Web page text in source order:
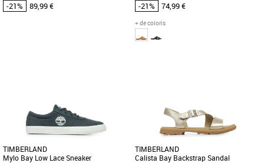
-21% 89,99 €
entre élégance et confort [...]
-21% 74,99 €
+ de coloris
TIMBERLAND
Mylo Bay Low Lace Sneaker
TIMBERLAND
Calista Bay Backstrap Sandal